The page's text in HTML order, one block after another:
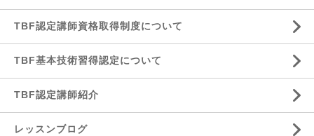
TBF認定講師資格取得制度について
TBF基本技術習得認定について
TBF認定講師紹介
レッスンブログ